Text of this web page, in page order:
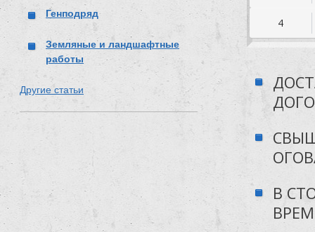
4
В
Генподряд
Земляные и ландшафтные
работы
Другие статьи